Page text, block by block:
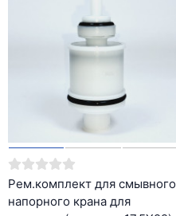
Рем.комплект для смывного
напорного крана для